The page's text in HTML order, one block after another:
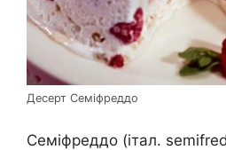
Десерт Семіфреддо
Семіфреддо (італ.